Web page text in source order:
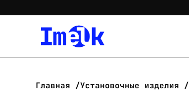
Главная Установочные изделия